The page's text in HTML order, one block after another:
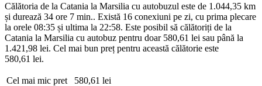
Călătoria de la Catania la Marsilia cu autobuzul este de 1.044,35 km
și durează 34 ore 7 min.. Există 16 conexiuni pe zi, cu prima plecare
la orele 08:35 și ultima la 22:58. Este posibil să călătoriți de la
Catania la Marsilia cu autobuz pentru doar 580,61 lei sau până la
1.421,98 lei. Cel mai bun preț pentru această călătorie este
580,61 lei.
Cel mai mic pret
580,61 lei